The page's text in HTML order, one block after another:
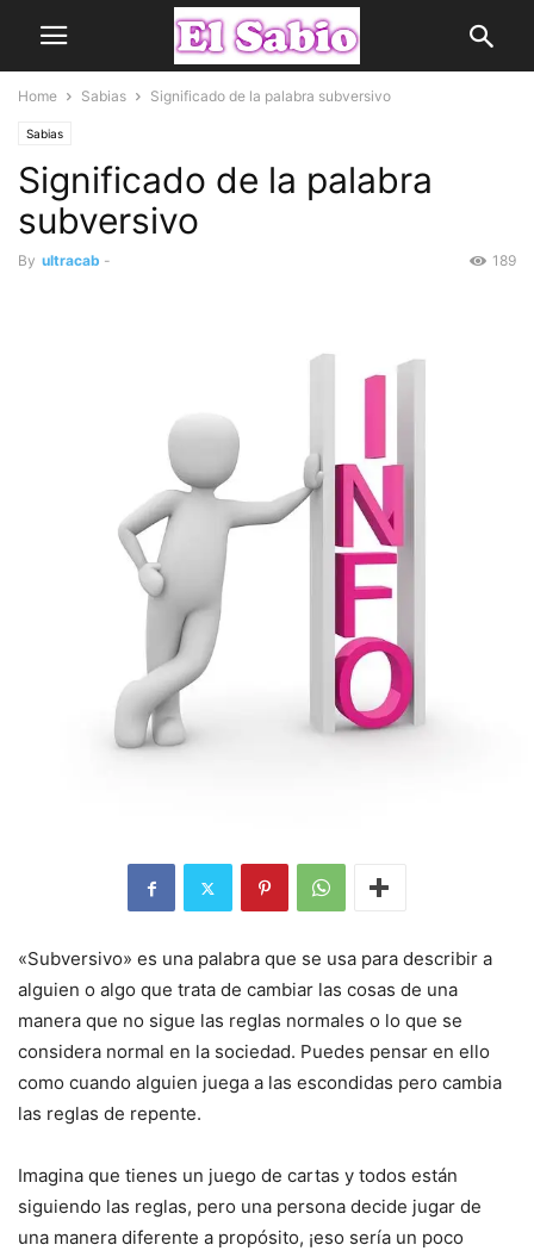
Home Sabias Significado de la palabra subversivo
Sabias
Significado de la palabra
subversivo
By ultracab - 189
«Subversivo» es una palabra que se usa para describir a
alguien o algo que trata de cambiar las cosas de una
manera que no sigue las reglas normales o lo que se
considera normal en la sociedad. Puedes pensar en ello
como cuando alguien juega a las escondidas pero cambia
las reglas de repente.
Imagina que tienes un juego de cartas y todos están
siguiendo las reglas, pero una persona decide jugar de
una manera diferente a propósito, ¡eso sería un poco